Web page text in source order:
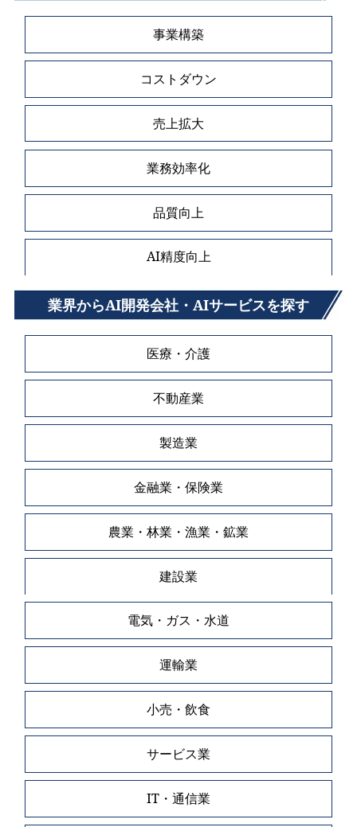
事業構築
コストダウン
売上拡大
業務効率化
品質向上
AI精度向上
業界からAI開発会社・AIサービスを探す
医療・介護
不動産業
製造業
金融業・保険業
農業・林業・漁業・鉱業
建設業
電気・ガス・水道
運輸業
小売・飲食
サービス業
IT・通信業